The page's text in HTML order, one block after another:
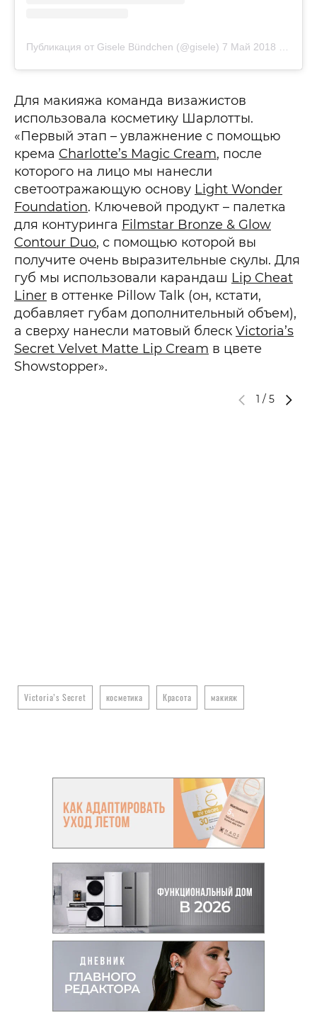
Публикация от Gisele Bündchen (@gisele) 7 Май 2018 в 4:00 PDT
Для макияжа команда визажистов
использовала косметику Шарлотты.
«Первый этап – увлажнение с помощью
крема Charlotte’s Magic Cream, после
которого на лицо мы нанесли
светоотражающую основу Light Wonder
Foundation. Ключевой продукт – палетка
для контуринга Filmstar Bronze & Glow
Contour Duo, с помощью которой вы
получите очень выразительные скулы. Для
губ мы использовали карандаш Lip Cheat
Liner в оттенке Pillow Talk (он, кстати,
добавляет губам дополнительный объем),
а сверху нанесли матовый блеск Victoria’s
Secret Velvet Matte Lip Cream в цвете
Showstopper».
1 / 5
Victoria’s Secret косметика Красота макияж